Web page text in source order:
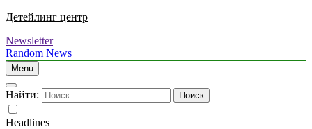
Детейлинг центр
Newsletter
Random News
Menu
Найти:
Headlines